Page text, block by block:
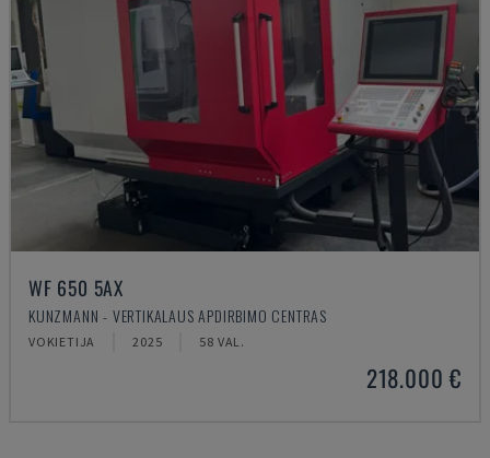
WF 650 5AX
KUNZMANN - VERTIKALAUS APDIRBIMO CENTRAS
VOKIETIJA 2025 58 VAL.
218.000 €